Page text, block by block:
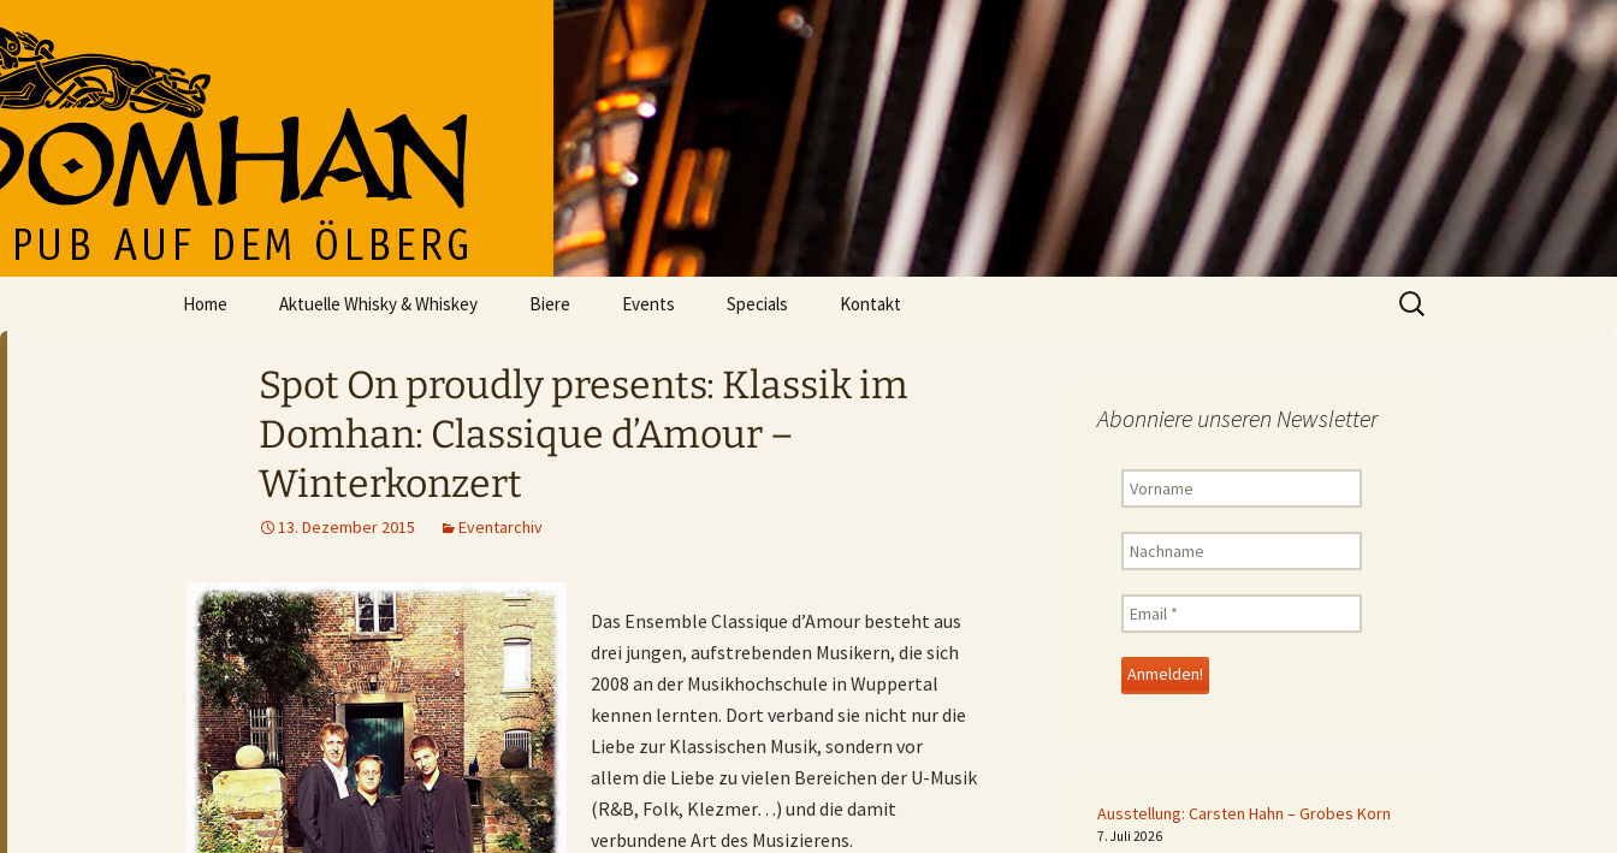
Inhalt
springen
DOMHAN
Home Aktuelle Whisky & Whiskey Biere Events
Eventarchiv
Specials Kontakt
Suchen
nach:
Spot On proudly presents: Klassik im
Domhan: Classique d’Amour –
Winterkonzert
13. Dezember 2015 Eventarchiv
Das Ensemble Classique d’Amour besteht aus
drei jungen, aufstrebenden Musikern, die sich
2008 an der Musikhochschule in Wuppertal
kennen lernten. Dort verband sie nicht nur die
Liebe zur Klassischen Musik, sondern vor
allem die Liebe zu vielen Bereichen der U-Musik
(R&B, Folk, Klezmer…) und die damit
verbundene Art des Musizierens.
Abonniere unseren Newsletter
Ausstellung: Carsten Hahn – Grobes Korn
7. Juli 2026